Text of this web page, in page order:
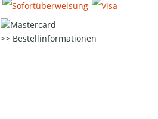
Bestellinformationen